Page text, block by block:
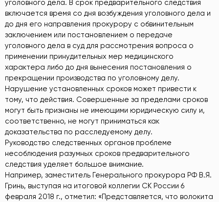
уголовного дела. В срок предварительного следствия
включается время со дня возбуждения уголовного дела и
до дня его направления прокурору с обвинительным
заключением или постановлением о передаче
уголовного дела в суд для рассмотрения вопроса о
применении принудительных мер медицинского
характера либо до дня вынесения постановления о
прекращении производства по уголовному делу.
Нарушение установленных сроков может привести к
тому, что действия. Совершенные за пределами сроков
могут быть признаны не имеющими юридическую силу и,
соответственно, не могут приниматься как
доказательства по расследуемому делу.
Руководство следственных органов проблеме
несоблюдения разумных сроков предварительного
следствия уделяет большое внимание.
Например, заместитель Генерального прокурора РФ В.Я.
Гринь, выступая на итоговой коллегии СК России 6
февраля 2018 г., отметил: «Представляется, что волокита